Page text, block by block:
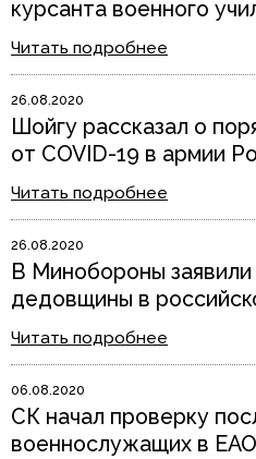
курсанта военного
Читать подробнее
26.08.2020
Шойгу рассказал о
от COVID-19 в армии
Читать подробнее
26.08.2020
В Минобороны
дедовщины в
Читать подробнее
06.08.2020
СК начал проверку
военнослужащих в ЕАО